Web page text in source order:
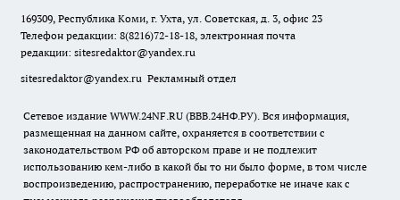
169309, Республика Коми, г. Ухта, ул. Советская, д. 3, офис 23
Телефон редакции: 8(8216)72-18-18, электронная почта
редакции: sitesredaktor@yandex.ru
sitesredaktor@yandex.ru Рекламный отдел
Сетевое издание WWW.24NF.RU (ВВВ.24НФ.РУ). Вся информация,
размещенная на данном сайте, охраняется в соответствии с
законодательством РФ об авторском праве и не подлежит
использованию кем-либо в какой бы то ни было форме, в том числе
воспроизведению, распространению, переработке не иначе как с